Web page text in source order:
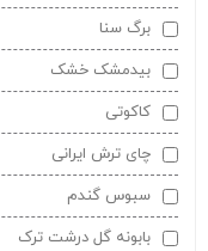
برگ سنا
بیدمشک خشک
کاکوتی
چای ترش ایرانی
سبوس گندم
بابونه گل درشت ترک